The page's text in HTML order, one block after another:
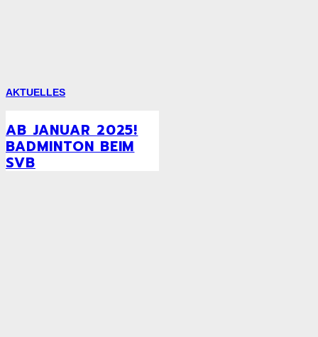
AKTUELLES
AB JANUAR 2025!
BADMINTON BEIM
SVB